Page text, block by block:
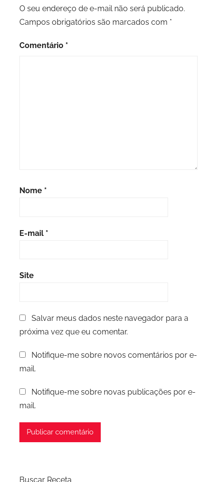
O seu endereço de e-mail não será publicado.
Campos obrigatórios são marcados com *
Comentário *
Nome *
E-mail *
Site
Salvar meus dados neste navegador para a
próxima vez que eu comentar.
Notifique-me sobre novos comentários por e-
mail.
Notifique-me sobre novas publicações por e-
mail.
Buscar Receta